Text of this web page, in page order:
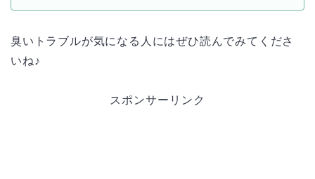
臭いトラブルが気になる人にはぜひ読んでみてくださ
いね♪
スポンサーリンク